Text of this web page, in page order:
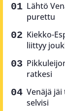
Lähtö
purettu
Kiekko-
liittyy
ratkesi
Venäjä
selvisi